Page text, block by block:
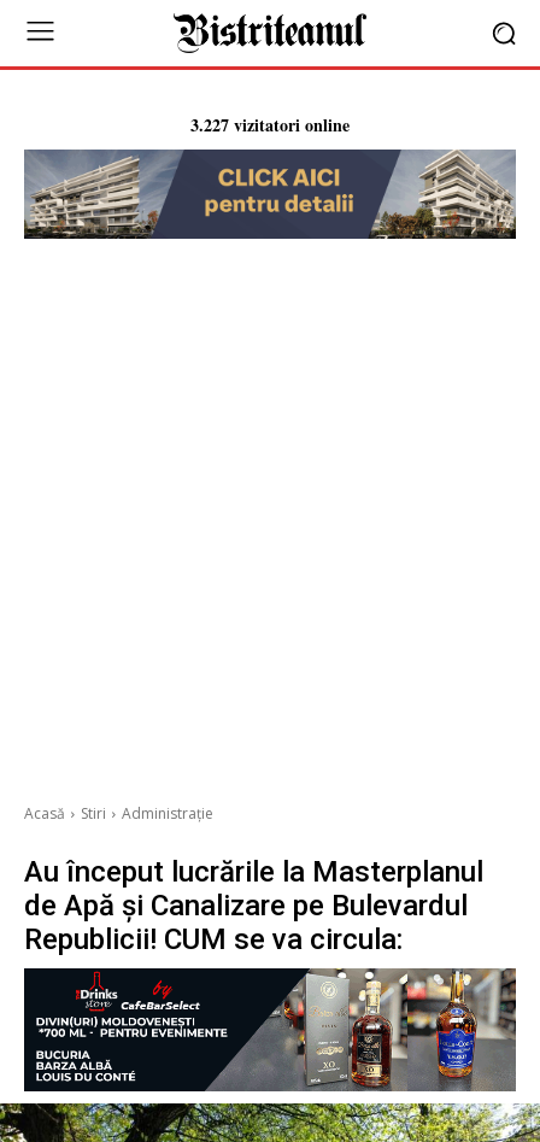
3.227 vizitatori online
Acasă Stiri Administrație
Au început lucrările la Masterplanul
de Apă și Canalizare pe Bulevardul
Republicii! CUM se va circula: